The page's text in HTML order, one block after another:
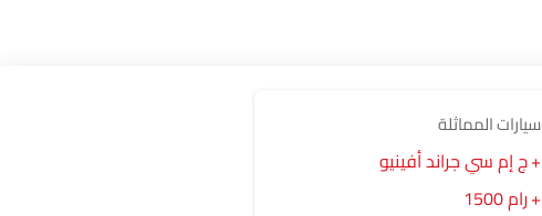
سيارات المماثلة
ج إم سي جراند أفينيو
رام 1500